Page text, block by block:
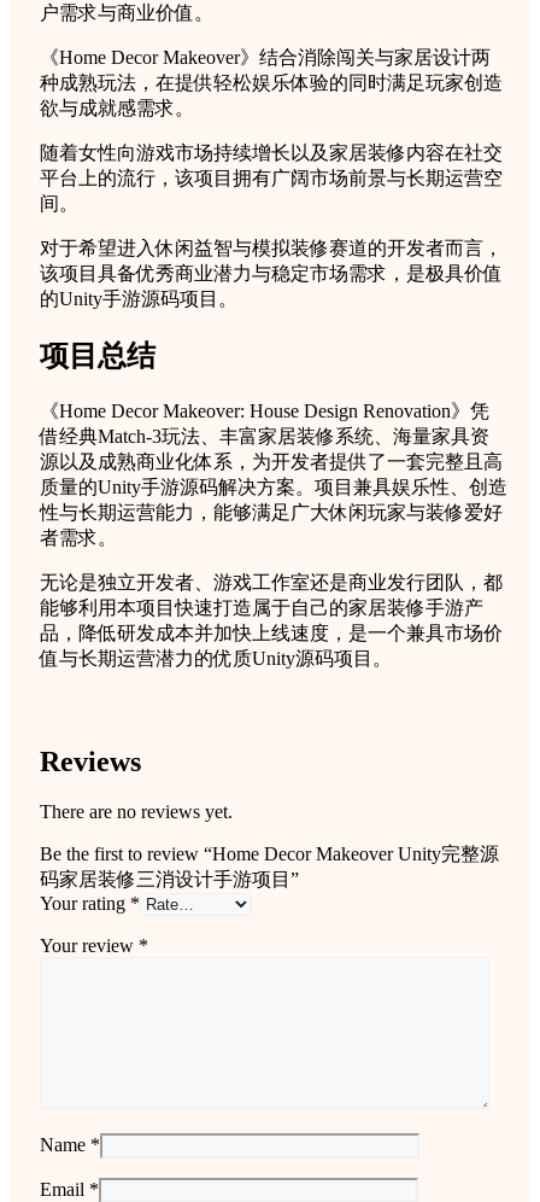
户需求与商业价值。
《Home Decor Makeover》结合消除闯关与家居设计两
种成熟玩法，在提供轻松娱乐体验的同时满足玩家创造
欲与成就感需求。
随着女性向游戏市场持续增长以及家居装修内容在社交
平台上的流行，该项目拥有广阔市场前景与长期运营空
间。
对于希望进入休闲益智与模拟装修赛道的开发者而言，
该项目具备优秀商业潜力与稳定市场需求，是极具价值
的Unity手游源码项目。
项目总结
《Home Decor Makeover: House Design Renovation》凭
借经典Match-3玩法、丰富家居装修系统、海量家具资
源以及成熟商业化体系，为开发者提供了一套完整且高
质量的Unity手游源码解决方案。项目兼具娱乐性、创造
性与长期运营能力，能够满足广大休闲玩家与装修爱好
者需求。
无论是独立开发者、游戏工作室还是商业发行团队，都
能够利用本项目快速打造属于自己的家居装修手游产
品，降低研发成本并加快上线速度，是一个兼具市场价
值与长期运营潜力的优质Unity源码项目。
Reviews
There are no reviews yet.
Be the first to review “Home Decor Makeover Unity完整源
码家居装修三消设计手游项目”
Your rating *
Your review *
Name *
Email *